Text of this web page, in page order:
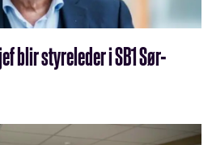
blir styreleder i SB1 Sør-